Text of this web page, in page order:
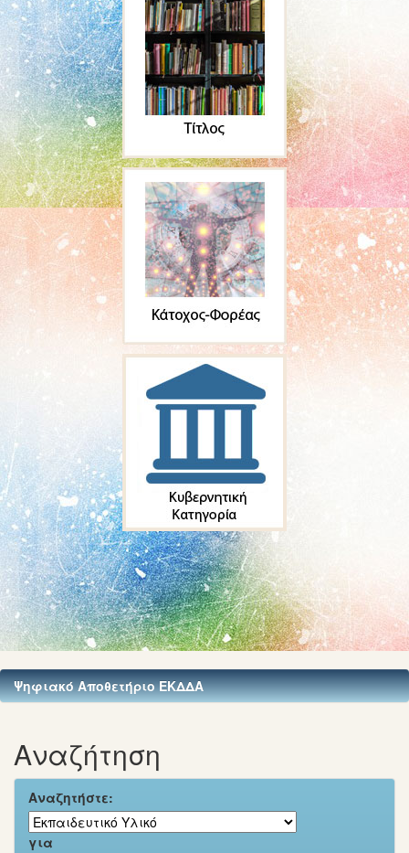
Ψηφιακό Αποθετήριο ΕΚΔΔΑ
Αναζήτηση
Αναζητήστε:
για